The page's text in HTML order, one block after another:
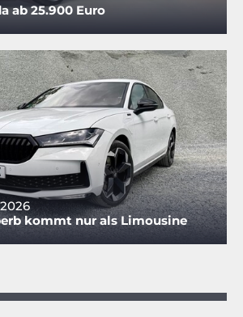
ab 25.900 Euro
kommt nur als Limousine